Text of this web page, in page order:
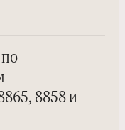
8858 и